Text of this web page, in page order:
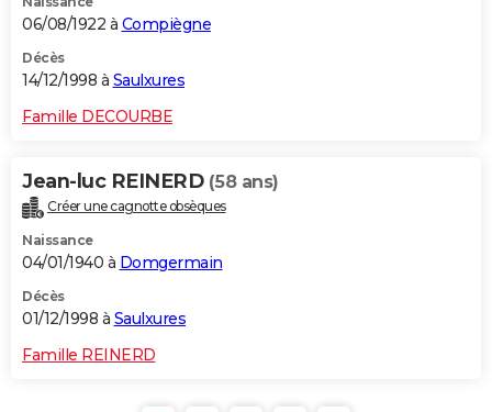
06/08/1922 à Compiègne
Décès
14/12/1998 à Saulxures
Famille DECOURBE
Jean-luc REINERD (58 ans)
Créer une cagnotte obsèques
Naissance
04/01/1940 à Domgermain
Décès
01/12/1998 à Saulxures
Famille REINERD